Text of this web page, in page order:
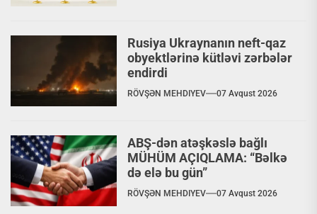
Rusiya Ukraynanın neft-qaz
obyektlərinə kütləvi zərbələr
endirdi
RÖVŞƏN MEHDIYEV 07 Avqust 2026
ABŞ-dən atəşkəslə bağlı
MÜHÜM AÇIQLAMA: “Bəlkə
də elə bu gün”
RÖVŞƏN MEHDIYEV 07 Avqust 2026